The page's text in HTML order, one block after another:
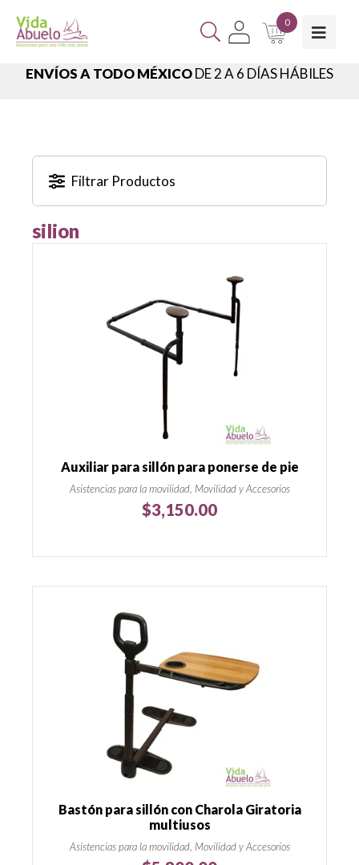
0
ENVÍOS A TODO MÉXICODE 2 A 6 DÍAS HÁBILES
Filtrar Productos
silion
Auxiliar para sillón para ponerse de pie
Asistencias para la movilidad, Movilidad y Accesorios
$3,150.00
Bastón para sillón con Charola Giratoria
multiusos
Asistencias para la movilidad, Movilidad y Accesorios